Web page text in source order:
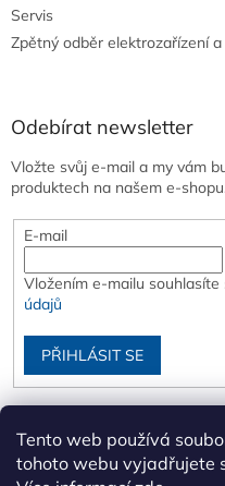
Tento web používá
tohoto webu vyjadřujete
Servis
Zpětný odběr elektrozařízení
Odebírat newsletter
Vložte svůj e-mail a my vám
produktech na našem e-
E-mail
Vložením e-mailu souhlasíte
údajů
PŘIHLÁSIT SE